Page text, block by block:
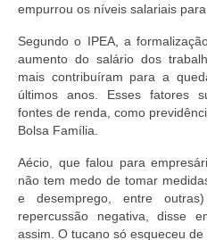
empurrou os níveis salariais para
Segundo o IPEA, a
aumento do salário dos
mais contribuíram para a
últimos anos. Esses fatores
fontes de renda, como
Bolsa Família.
Aécio, que falou para
não tem medo de tomar
e desemprego, entre
repercussão negativa, disse
assim. O tucano só esqueceu